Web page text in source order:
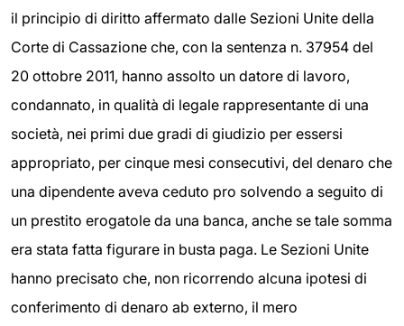
il principio di diritto affermato dalle Sezioni Unite della
Corte di Cassazione che, con la sentenza n. 37954 del
20 ottobre 2011, hanno assolto un datore di lavoro,
condannato, in qualità di legale rappresentante di una
società, nei primi due gradi di giudizio per essersi
appropriato, per cinque mesi consecutivi, del denaro che
una dipendente aveva ceduto pro solvendo a seguito di
un prestito erogatole da una banca, anche se tale somma
era stata fatta figurare in busta paga. Le Sezioni Unite
hanno precisato che, non ricorrendo alcuna ipotesi di
conferimento di denaro ab externo, il mero